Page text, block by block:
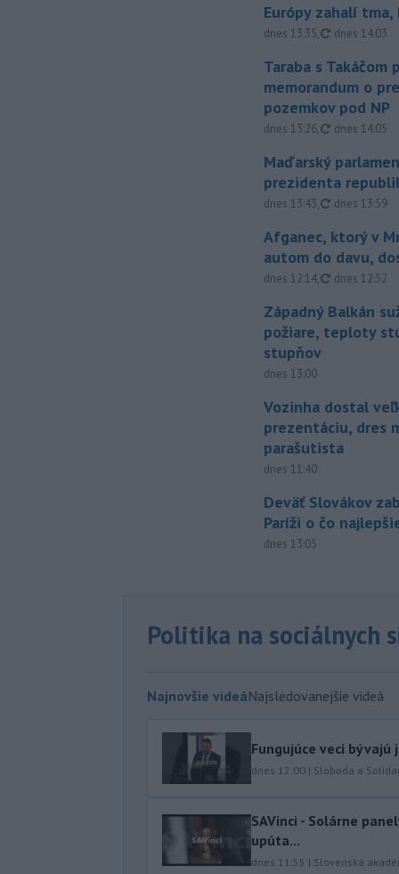
Európy zahalí
dnes 13:35, aktualizované
dnes 14:03
Taraba s Takáčom
memorandum o
pozemkov pod NP
dnes 13:26, aktualizované
dnes 14:05
Maďarský
prezidenta
dnes 13:43, aktualizované
dnes 13:59
Afganec, ktorý v
autom do davu,
dnes 12:14, aktualizované
dnes 12:52
Západný Balkán
požiare, teploty
stupňov
dnes 13:00
Vozinha dostal
prezentáciu, dres
parašutista
dnes 11:40
Deväť Slovákov
Paríži o čo
dnes 13:05
Politika na sociálnych
Najnovšie videáNajsledovanejšie videá
Fungujúce veci bývajú
dnes 12:00 | Sloboda a
SAVinci - Solárne
upúta...
dnes 11:55 | Slovenská